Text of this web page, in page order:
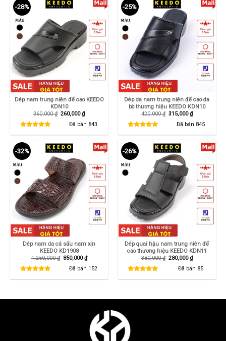
-28%
Dép nam trung niên đế cao KEEDO
KDN10
360,000₫ Giá
360,000 ₫.
260,000₫Giá
hiện
tại
là:
260,000 ₫.
Đã bán 843
-25%
Dép da nam trung niên đế cao da
bò thương hiệu KEEDO KDN10
420,000₫ Giá
420,000 ₫.
315,000₫Giá
hiện
tại
là:
315,000 ₫.
Đã bán 845
-32%
Dép nam da cá sấu nam xịn
KEEDO KD1908
1,250,000₫ Giá
1,250,000 ₫.
850,000₫Giá
hiện
tại
là:
850,000 ₫.
Đã bán 152
-26%
Dép quai hậu nam trung niên đế
cao thương hiệu KEEDO KDN11
380,000₫ Giá
380,000 ₫.
280,000₫Giá
hiện
tại
là:
280,000 ₫.
Đã bán 85